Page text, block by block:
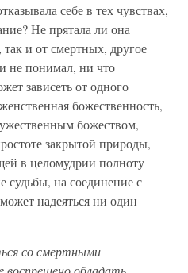
себе в тех чувствах,
Не прятала ли она
и от смертных, другое
не понимал, ни что
зависеть от одного
божественность,
божеством,
закрытой природы,
в целомудрии полноту
судьбы, на соединение с
надеяться ни один
со смертными